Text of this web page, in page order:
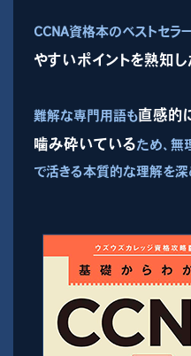
CCNA資格本のベストセラ
やすいポイントを熟知し
難解な専門用語も直感的
噛み砕いているため、無
で活きる本質的な理解を深